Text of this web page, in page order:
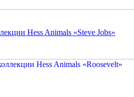
Hess Animals «Steve Jobs»